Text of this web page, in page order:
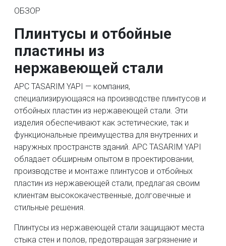
ОБЗОР
Плинтусы и отбойные
пластины из
нержавеющей стали
APC TASARIM YAPI — компания,
специализирующаяся на производстве плинтусов и
отбойных пластин из нержавеющей стали. Эти
изделия обеспечивают как эстетические, так и
функциональные преимущества для внутренних и
наружных пространств зданий. APC TASARIM YAPI
обладает обширным опытом в проектировании,
производстве и монтаже плинтусов и отбойных
пластин из нержавеющей стали, предлагая своим
клиентам высококачественные, долговечные и
стильные решения.
Плинтусы из нержавеющей стали защищают места
стыка стен и полов, предотвращая загрязнение и